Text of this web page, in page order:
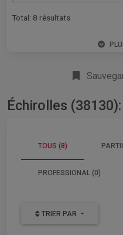
Total: 8 résultats
Échirolles
TOUS (8)
PROFESSIONAL (0)
TRIER PAR